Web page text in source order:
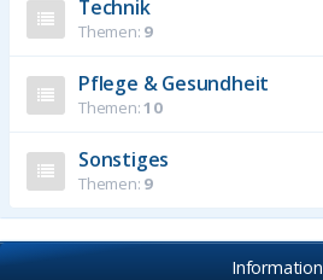
Technik
Themen: 9
Pflege & Gesundheit
Themen:10
Sonstiges
Themen: 9
Information